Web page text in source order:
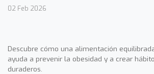
02 Feb 2026
Descubre cómo una alimentación
ayuda a prevenir la obesidad y a crear
duraderos.